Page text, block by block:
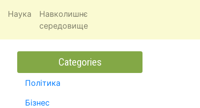
Наука
Навколишнє
середовище
Categories
Політика
Бізнес